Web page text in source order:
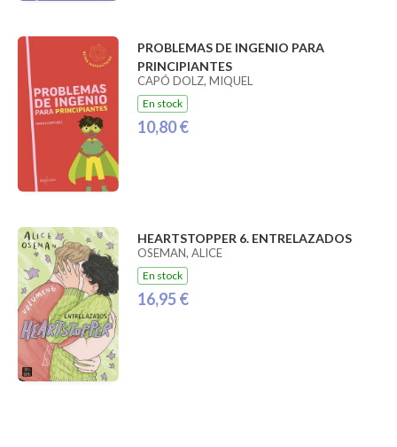
PROBLEMAS DE INGENIO PARA
PRINCIPIANTES
CAPÓ DOLZ, MIQUEL
En stock
10,80 €
HEARTSTOPPER 6. ENTRELAZADOS
OSEMAN, ALICE
En stock
16,95 €